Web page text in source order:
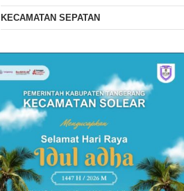
KECAMATAN SEPATAN